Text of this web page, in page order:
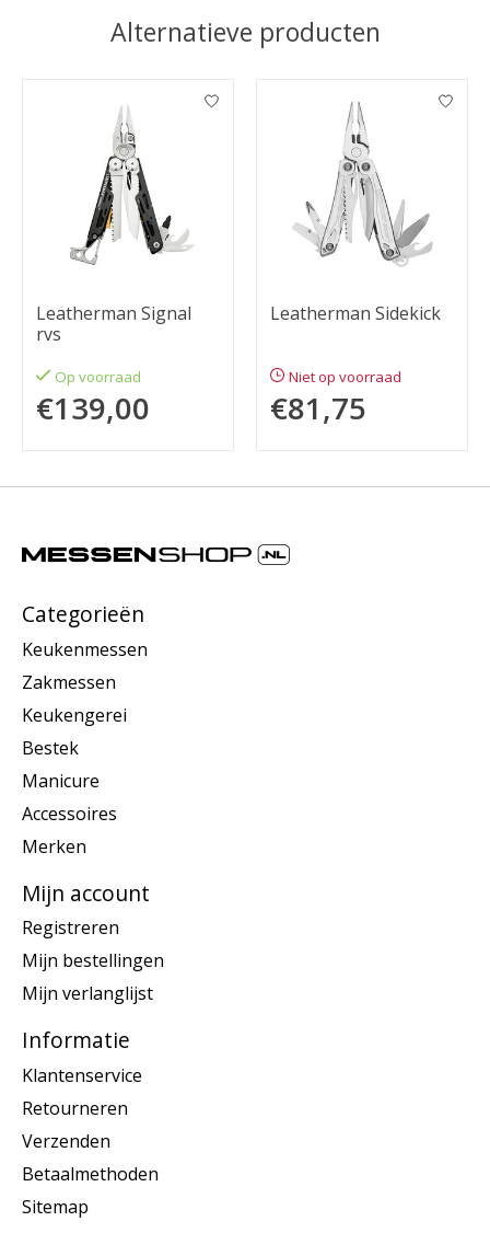
Alternatieve producten
Items van productcarrousel
Leatherman Signal
rvs
Op voorraad
€139,00
Leatherman Sidekick
Niet op voorraad
€81,75
Categorieën
Keukenmessen
Zakmessen
Keukengerei
Bestek
Manicure
Accessoires
Merken
Mijn account
Registreren
Mijn bestellingen
Mijn verlanglijst
Informatie
Klantenservice
Retourneren
Verzenden
Betaalmethoden
Sitemap